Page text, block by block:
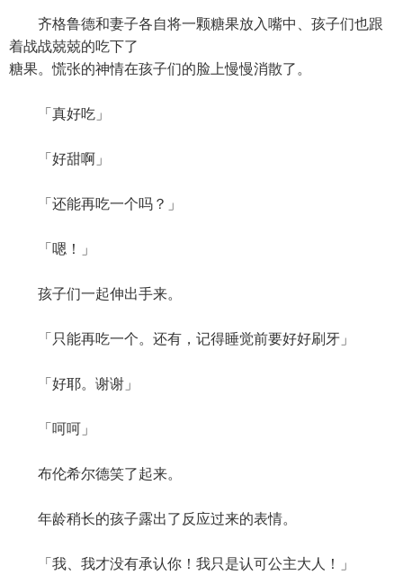
齐格鲁德和妻子各自将一颗糖果放入嘴中、孩子们也跟
着战战兢兢的吃下了
糖果。慌张的神情在孩子们的脸上慢慢消散了。
「真好吃」
「好甜啊」
「还能再吃一个吗？」
「嗯！」
孩子们一起伸出手来。
「只能再吃一个。还有，记得睡觉前要好好刷牙」
「好耶。谢谢」
「呵呵」
布伦希尔德笑了起来。
年龄稍长的孩子露出了反应过来的表情。
「我、我才没有承认你！我只是认可公主大人！」